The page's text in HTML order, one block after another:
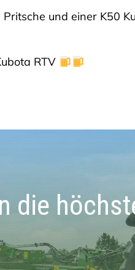
und einer K50
RTV
die